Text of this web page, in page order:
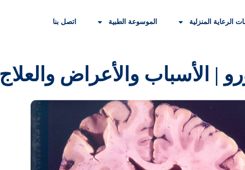
الرعاية المنزلية الموسوعة الطبية اتصل بنا
| الأسباب والأعراض والعلاج